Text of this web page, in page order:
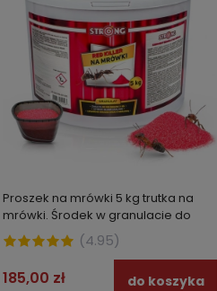
Proszek na mrówki 5 kg trutka na
mrówki. Środek w granulacie do
ogrodu RED KILLER STRONG
(4.95)
185,00 zł do koszyka